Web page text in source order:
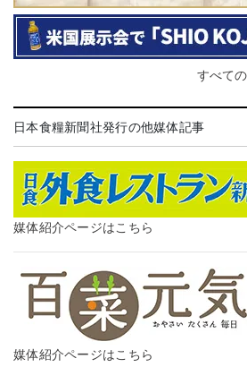
すべて
日本食糧新聞社発行の他媒体記事
媒体紹介ページはこちら
媒体紹介ページはこちら